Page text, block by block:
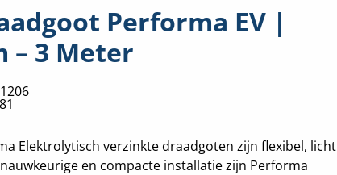
Performa EV |
– 3 Meter
Elektrolytisch verzinkte draadgoten zijn flexibel, licht
en compacte installatie zijn Performa